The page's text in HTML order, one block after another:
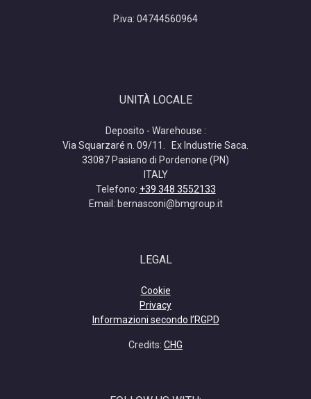
P.iva: 04744560964
UNITÀ LOCALE
Deposito - Warehouse :
Via Squarzaré n. 09/11. Ex Industrie Saca.
33087 Pasiano di Pordenone (PN)
ITALY
Telefono: +39 348 3552133
Email: bernasconi@bmgroup.it
LEGAL
Cookie
Privacy
Informazioni secondo l’RGPD
Credits: CHG